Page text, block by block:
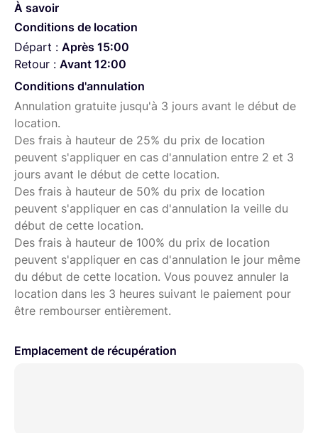
À savoir
Conditions de location
Départ : Après 15:00
Retour : Avant 12:00
Conditions d'annulation
Annulation gratuite jusqu'à 3 jours avant le début de
location.
Des frais à hauteur de 25% du prix de location
peuvent s'appliquer en cas d'annulation entre 2 et 3
jours avant le début de cette location.
Des frais à hauteur de 50% du prix de location
peuvent s'appliquer en cas d'annulation la veille du
début de cette location.
Des frais à hauteur de 100% du prix de location
peuvent s'appliquer en cas d'annulation le jour même
du début de cette location. Vous pouvez annuler la
location dans les 3 heures suivant le paiement pour
être rembourser entièrement.
Emplacement de récupération